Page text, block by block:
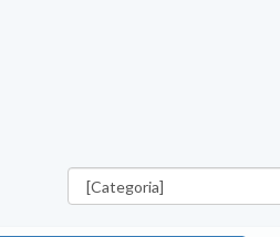
Categorías